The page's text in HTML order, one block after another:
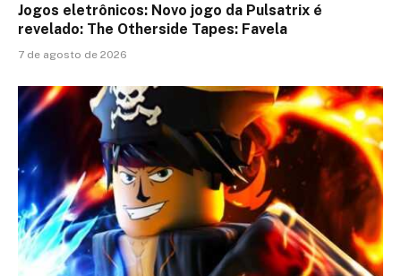
Jogos eletrônicos: Novo jogo da Pulsatrix é
revelado: The Otherside Tapes: Favela
7 de agosto de 2026